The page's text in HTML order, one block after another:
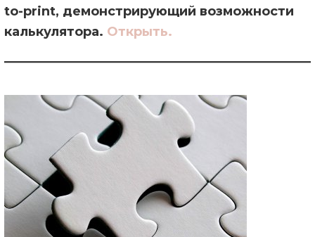
to-print, демонстрирующий возможности
калькулятора. Открыть.